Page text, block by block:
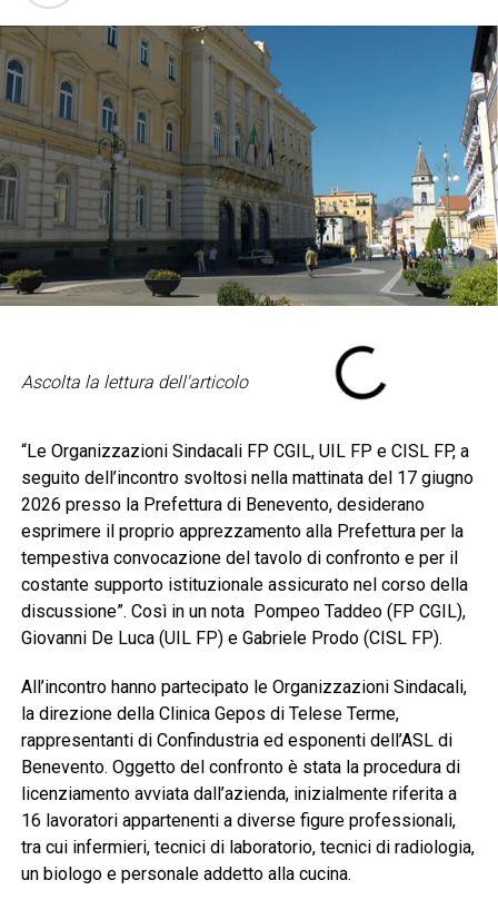
Ascolta la lettura dell'articolo
“Le Organizzazioni Sindacali FP CGIL, UIL FP e CISL FP, a
seguito dell’incontro svoltosi nella mattinata del 17 giugno
2026 presso la Prefettura di Benevento, desiderano
esprimere il proprio apprezzamento alla Prefettura per la
tempestiva convocazione del tavolo di confronto e per il
costante supporto istituzionale assicurato nel corso della
discussione”. Così in un nota Pompeo Taddeo (FP CGIL),
Giovanni De Luca (UIL FP) e Gabriele Prodo (CISL FP).
All’incontro hanno partecipato le Organizzazioni Sindacali,
la direzione della Clinica Gepos di Telese Terme,
rappresentanti di Confindustria ed esponenti dell’ASL di
Benevento. Oggetto del confronto è stata la procedura di
licenziamento avviata dall’azienda, inizialmente riferita a
16 lavoratori appartenenti a diverse figure professionali,
tra cui infermieri, tecnici di laboratorio, tecnici di radiologia,
un biologo e personale addetto alla cucina.